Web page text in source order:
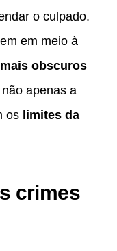
o culpado.
em meio à
obscuros
apenas a
os limites da
crimes